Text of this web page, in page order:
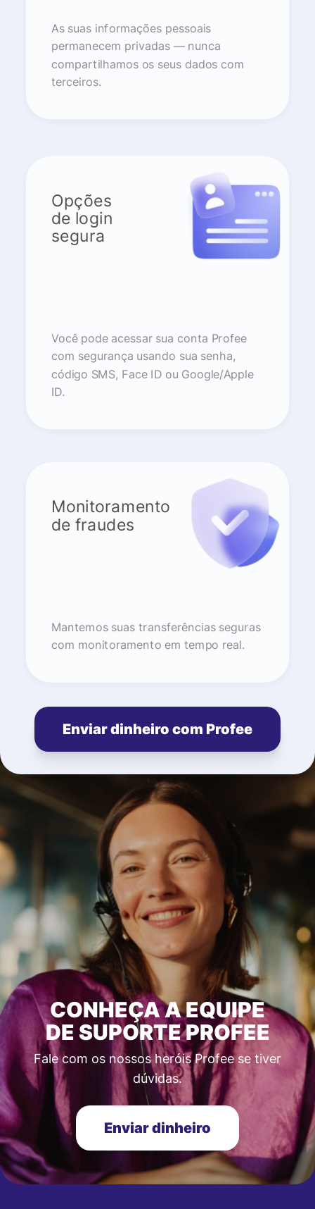
As suas informações pessoais
permanecem privadas — nunca
compartilhamos os seus dados com
terceiros.
Opções
de login
segura
Você pode acessar sua conta Profee
com segurança usando sua senha,
código SMS, Face ID ou Google/Apple
ID.
Monitoramento
de fraudes
Mantemos suas transferências seguras
com monitoramento em tempo real.
Enviar dinheiro com Profee
CONHEÇA A EQUIPE
DE SUPORTE PROFEE
Fale com os nossos heróis Profee se tiver
dúvidas.
Enviar dinheiro